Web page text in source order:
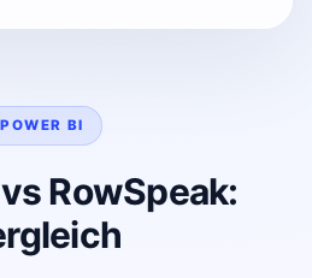
POWER BI
RowSpeak: